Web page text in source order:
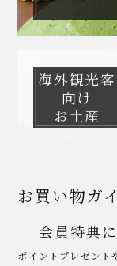
海外観光客
向け
お土産
お買い物ガ
会員特典
ポイントプレゼント